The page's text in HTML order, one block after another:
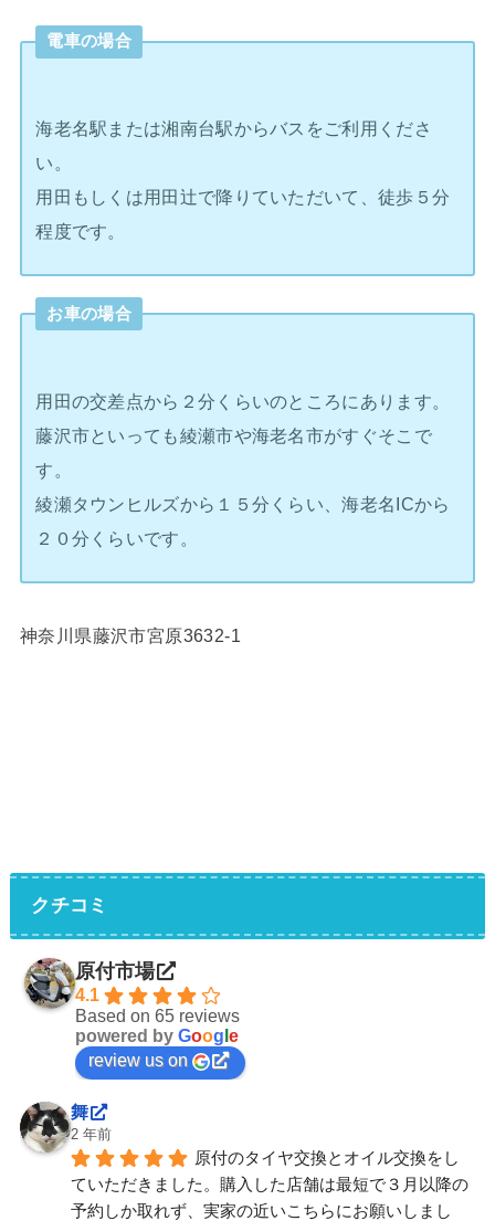
電車の場合
海老名駅または湘南台駅からバスをご利用くださ
い。
用田もしくは用田辻で降りていただいて、徒歩５分
程度です。
お車の場合
用田の交差点から２分くらいのところにあります。
藤沢市といっても綾瀬市や海老名市がすぐそこで
す。
綾瀬タウンヒルズから１５分くらい、海老名ICから
２０分くらいです。
神奈川県藤沢市宮原3632-1
クチコミ
原付市場
4.1
Based on 65 reviews
powered by Goog e
review us on
舞
2 年前
原付のタイヤ交換とオイル交換をし
ていただきました。購入した店舗は最短で３月以降の
予約しか取れず、実家の近いこちらにお願いしまし